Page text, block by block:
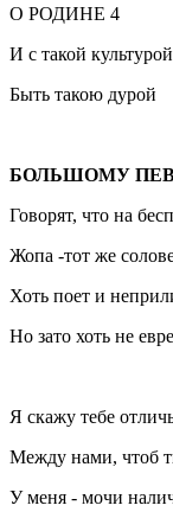
О РОДИНЕ 4
И с такой культурой
Быть такою дурой
БОЛЬШОМУ
Говорят, что на
Жопа -тот же
Хоть поет и
Но зато хоть не
Я скажу тебе
Между нами, чтоб
У меня - мочи